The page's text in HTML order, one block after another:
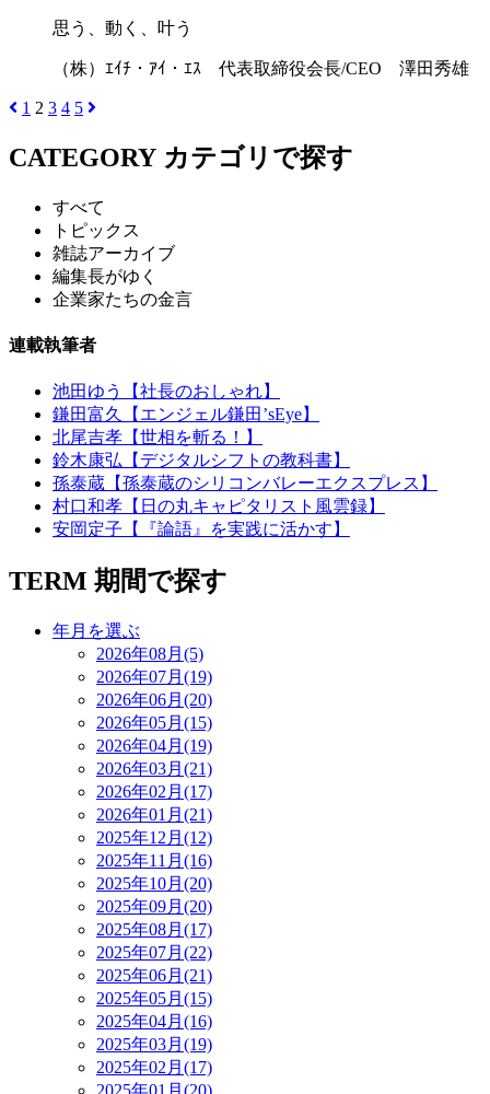
思う、動く、叶う
（株）ｴｲﾁ・ｱｲ・ｴｽ 代表取締役会長/CEO 澤田秀雄
1 2 3 4 5
CATEGORY カテゴリで探す
すべて
トピックス
雑誌アーカイブ
編集長がゆく
企業家たちの金言
連載執筆者
池田ゆう【社長のおしゃれ】
鎌田富久【エンジェル鎌田’sEye】
北尾吉孝【世相を斬る！】
鈴木康弘【デジタルシフトの教科書】
孫泰蔵【孫泰蔵のシリコンバレーエクスプレス】
村口和孝【日の丸キャピタリスト風雲録】
安岡定子【『論語』を実践に活かす】
TERM 期間で探す
年月を選ぶ
2026年08月(5)
2026年07月(19)
2026年06月(20)
2026年05月(15)
2026年04月(19)
2026年03月(21)
2026年02月(17)
2026年01月(21)
2025年12月(12)
2025年11月(16)
2025年10月(20)
2025年09月(20)
2025年08月(17)
2025年07月(22)
2025年06月(21)
2025年05月(15)
2025年04月(16)
2025年03月(19)
2025年02月(17)
2025年01月(20)